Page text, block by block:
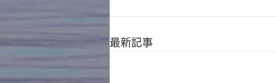
最新記事